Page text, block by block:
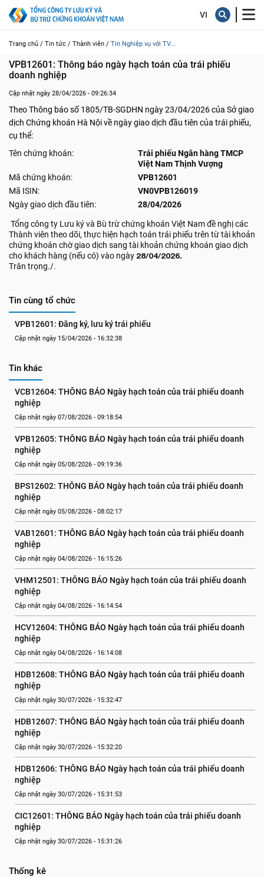
Trang chủ / Tin tức / Thành viên / Tin Nghiệp vụ với TV...
VPB12601: Thông báo ngày hạch toán của trái phiếu
doanh nghiệp
Cập nhật ngày 28/04/2026 - 09:26:34
Theo Thông báo số 1805/TB-SGDHN ngày 23/04/2026 của Sở giao
dịch Chứng khoán Hà Nội về ngày giao dịch đầu tiên của trái phiếu,
cụ thể:
Tên chứng khoán:
Trái phiếu Ngân hàng TMCP
Việt Nam Thịnh Vượng
Mã chứng khoán:
VPB12601
Mã ISIN:
VN0VPB126019
Ngày giao dịch đầu tiên:
28/04/2026
Tổng công ty Lưu ký và Bù trừ chứng khoán Việt Nam đề nghị các
Thành viên theo dõi, thực hiện hạch toán trái phiếu trên từ tài khoản
chứng khoán chờ giao dịch sang tài khoản chứng khoán giao dịch
cho khách hàng (nếu có) vào ngày 28/04/2026.
Trân trọng./.
Tin cùng tổ chức
VPB12601: Đăng ký, lưu ký trái phiếu
Cập nhật ngày 15/04/2026 - 16:32:38
Tin khác
VCB12604: THÔNG BÁO Ngày hạch toán của trái phiếu doanh
nghiệp
Cập nhật ngày 07/08/2026 - 09:18:54
VPB12605: THÔNG BÁO Ngày hạch toán của trái phiếu doanh
nghiệp
Cập nhật ngày 05/08/2026 - 09:19:36
BPS12602: THÔNG BÁO Ngày hạch toán của trái phiếu doanh
nghiệp
Cập nhật ngày 05/08/2026 - 08:02:17
VAB12601: THÔNG BÁO Ngày hạch toán của trái phiếu doanh
nghiệp
Cập nhật ngày 04/08/2026 - 16:15:26
VHM12501: THÔNG BÁO Ngày hạch toán của trái phiếu doanh
nghiệp
Cập nhật ngày 04/08/2026 - 16:14:54
HCV12604: THÔNG BÁO Ngày hạch toán của trái phiếu doanh
nghiệp
Cập nhật ngày 04/08/2026 - 16:14:08
HDB12608: THÔNG BÁO Ngày hạch toán của trái phiếu doanh
nghiệp
Cập nhật ngày 30/07/2026 - 15:32:47
HDB12607: THÔNG BÁO Ngày hạch toán của trái phiếu doanh
nghiệp
Cập nhật ngày 30/07/2026 - 15:32:20
HDB12606: THÔNG BÁO Ngày hạch toán của trái phiếu doanh
nghiệp
Cập nhật ngày 30/07/2026 - 15:31:53
CIC12601: THÔNG BÁO Ngày hạch toán của trái phiếu doanh
nghiệp
Cập nhật ngày 30/07/2026 - 15:31:26
Thống kê